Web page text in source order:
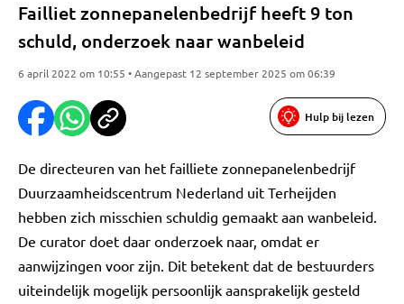
Failliet zonnepanelenbedrijf heeft 9 ton
schuld, onderzoek naar wanbeleid
6 april 2022 om 10:55 • Aangepast 12 september 2025 om 06:39
Hulp bij lezen
De directeuren van het failliete zonnepanelenbedrijf
Duurzaamheidscentrum Nederland uit Terheijden
hebben zich misschien schuldig gemaakt aan wanbeleid.
De curator doet daar onderzoek naar, omdat er
aanwijzingen voor zijn. Dit betekent dat de bestuurders
uiteindelijk mogelijk persoonlijk aansprakelijk gesteld